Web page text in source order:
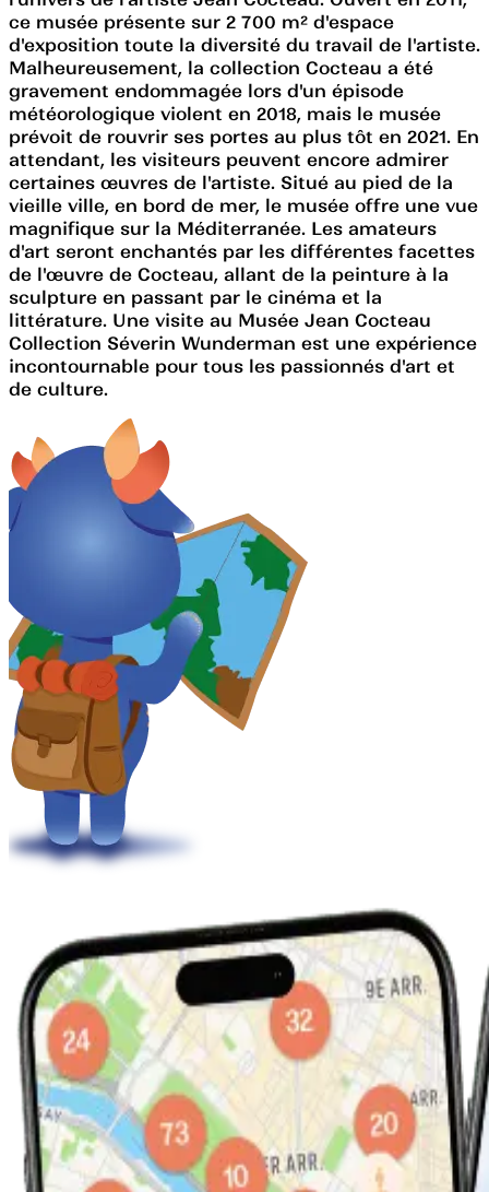
ce musée présente sur 2 700 m² d'espace
d'exposition toute la diversité du travail de l'artiste.
Malheureusement, la collection Cocteau a été
gravement endommagée lors d'un épisode
météorologique violent en 2018, mais le musée
prévoit de rouvrir ses portes au plus tôt en 2021. En
attendant, les visiteurs peuvent encore admirer
certaines œuvres de l'artiste. Situé au pied de la
vieille ville, en bord de mer, le musée offre une vue
magnifique sur la Méditerranée. Les amateurs
d'art seront enchantés par les différentes facettes
de l'œuvre de Cocteau, allant de la peinture à la
sculpture en passant par le cinéma et la
littérature. Une visite au Musée Jean Cocteau
Collection Séverin Wunderman est une expérience
incontournable pour tous les passionnés d'art et
de culture.